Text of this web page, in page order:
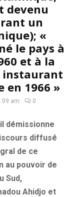
devenu
un
«
le pays à
et à la
instaurant
en 1966 »
am 0
démissionne
diffusé
de ce
au pouvoir de
Sud,
Ahidjo et